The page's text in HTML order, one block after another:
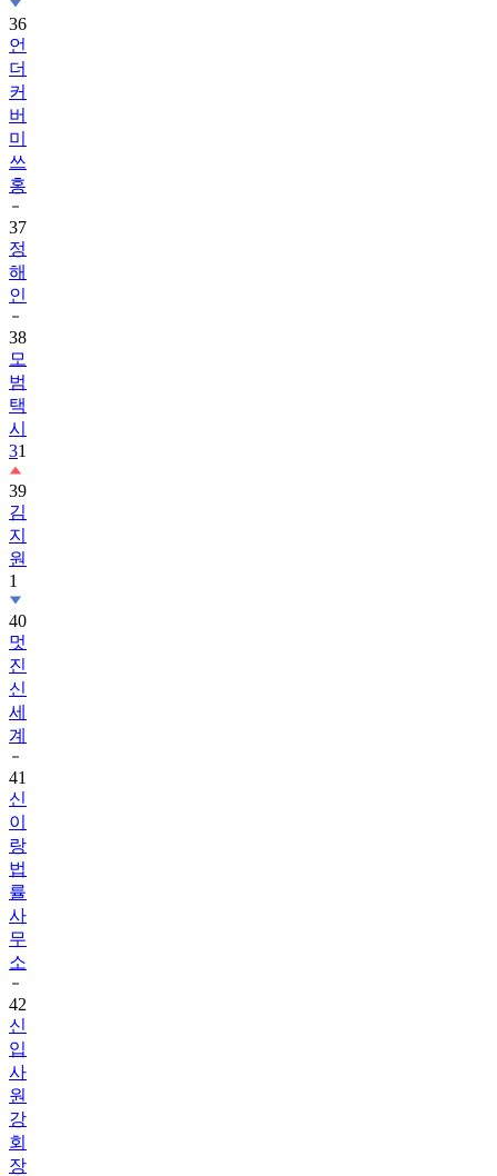
36
언
더
커
버
미
쓰
홍
37
정
해
인
38
모
범
택
시
31
39
김
지
원
1
40
멋
진
신
세
계
41
신
이
랑
법
률
사
무
소
42
신
입
사
원
강
회
장